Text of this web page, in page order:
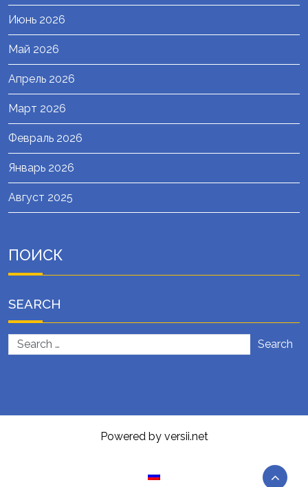
Июнь 2026
Май 2026
Апрель 2026
Март 2026
Февраль 2026
Январь 2026
Август 2025
ПОИСК
SEARCH
Search
Powered by versii.net